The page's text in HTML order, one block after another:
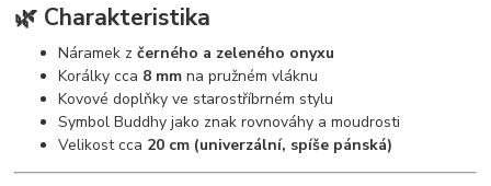
🌿 Charakteristika
Náramek zčerného a zeleného onyxu
Korálky cca 8 mm na pružném vláknu
Kovové doplňky ve starostříbrném stylu
Symbol Buddhy jako znak rovnováhy a moudrosti
Velikost cca 20 cm (univerzální, spíše pánská)